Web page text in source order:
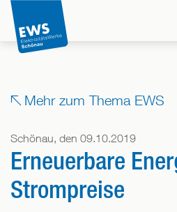
Direkt
zum
Inhalt
Mehr zum Thema EWS
Schönau, den 09.10.2019
Erneuerbare
Strompreise